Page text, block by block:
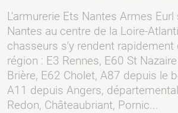
L'armurerie Ets Nantes Armes Eurl
Nantes au centre de la Loire-
chasseurs s'y rendent rapidement
région : E3 Rennes, E60 St
Brière, E62 Cholet, A87 depuis le
A11 depuis Angers,
Redon, Châteaubriant, Pornic...